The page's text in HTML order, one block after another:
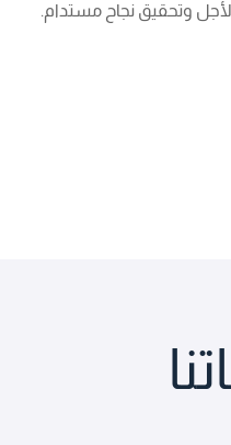
وتحقيق نجاح مستدام.